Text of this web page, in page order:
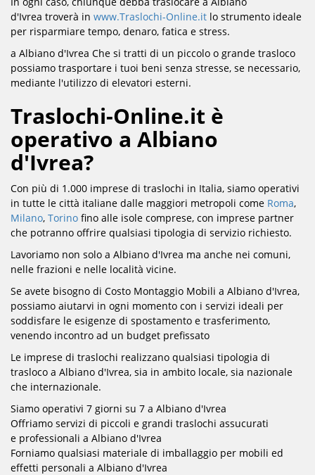
d'Ivrea troverà in www.Traslochi-Online.it lo strumento ideale
per risparmiare tempo, denaro, fatica e stress.
a Albiano d'Ivrea Che si tratti di un piccolo o grande trasloco
possiamo trasportare i tuoi beni senza stresse, se necessario,
mediante l'utilizzo di elevatori esterni.
Traslochi-Online.it è
operativo a Albiano
d'Ivrea?
Con più di 1.000 imprese di traslochi in Italia, siamo operativi
in tutte le città italiane dalle maggiori metropoli come Roma,
Milano, Torino fino alle isole comprese, con imprese partner
che potranno offrire qualsiasi tipologia di servizio richiesto.
Lavoriamo non solo a Albiano d'Ivrea ma anche nei comuni,
nelle frazioni e nelle località vicine.
Se avete bisogno di Costo Montaggio Mobili a Albiano d'Ivrea,
possiamo aiutarvi in ​​ogni momento con i servizi ideali per
soddisfare le esigenze di spostamento e trasferimento,
venendo incontro ad un budget prefissato
Le imprese di traslochi realizzano qualsiasi tipologia di
trasloco a Albiano d'Ivrea, sia in ambito locale, sia nazionale
che internazionale.
Siamo operativi 7 giorni su 7 a Albiano d'Ivrea
Offriamo servizi di piccoli e grandi traslochi assucurati
e professionali a Albiano d'Ivrea
Forniamo qualsiasi materiale di imballaggio per mobili ed
effetti personali a Albiano d'Ivrea